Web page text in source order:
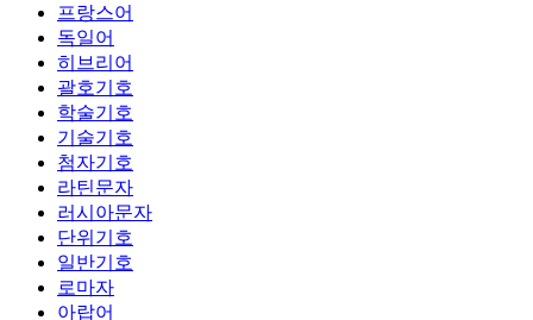
프랑스어
독일어
히브리어
괄호기호
학술기호
기술기호
첨자기호
라틴문자
러시아문자
단위기호
일반기호
로마자
아랍어